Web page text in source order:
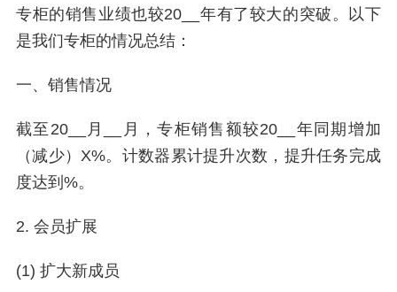
专柜的销售业绩也较20__年有了较大的突破。以下
是我们专柜的情况总结：
一、销售情况
截至20__月__月，专柜销售额较20__年同期增加
（减少）X%。计数器累计提升次数，提升任务完成
度达到%。
2. 会员扩展
(1) 扩大新成员